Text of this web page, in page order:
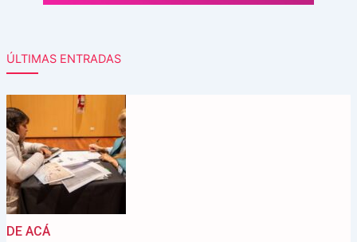
ÚLTIMAS ENTRADAS
DE ACÁ